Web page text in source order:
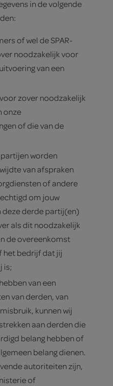
in de volgende
of wel de SPAR-
noodzakelijk voor
van een
zover noodzakelijk
onze
of die van de
worden
van afspraken
of andere
om jouw
deze derde partij(en)
als dit noodzakelijk
de overeenkomst
het bedrijf dat jij
is;
van een
van derden, van
kunnen wij
aan derden die
belang hebben of
belang dienen.
autoriteiten zijn,
of